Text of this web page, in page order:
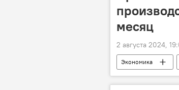
месяц
2 августа 2024,
Экономика
экономика